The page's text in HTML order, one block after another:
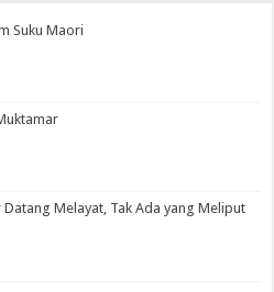
Suku Maori
Datang Melayat, Tak Ada yang Meliput